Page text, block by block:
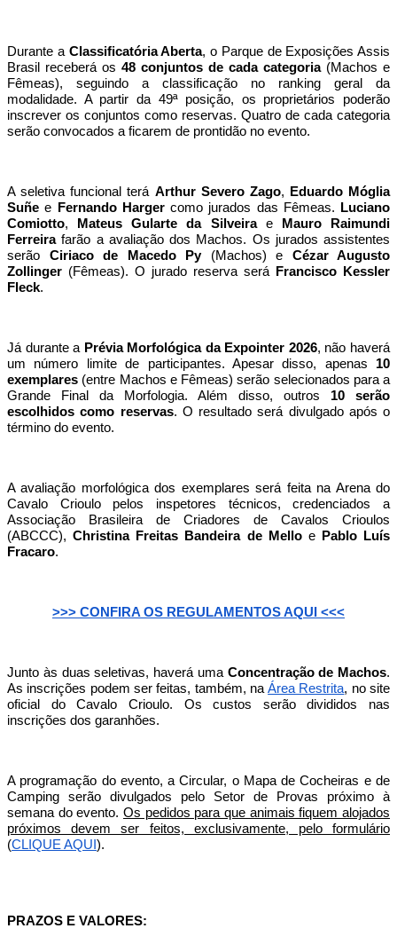
Durante a Classificatória Aberta, o Parque de Exposições Assis
Brasil receberá os 48 conjuntos de cada categoria(Machos e
Fêmeas), seguindo a classificação no ranking geral da
modalidade. A partir da 49ª posição, os proprietários poderão
inscrever os conjuntos como reservas. Quatro de cada categoria
serão convocados a ficarem de prontidão no evento.
A seletiva funcional terá Arthur Severo Zago,
Eduardo Móglia
Suñe e Fernando Harger como jurados das Fêmeas.
Luciano
Comiotto, Mateus Gularte da Silveirae
Mauro Raimundi
Ferreirafarão a avaliação dos Machos. Os jurados assistentes
serão Ciriaco de Macedo Py(Machos) e Cézar Augusto
Zollinger (Fêmeas). O jurado reserva será Francisco Kessler
Fleck.
Já durante a Prévia Morfológica da Expointer 2026, não haverá
um número limite de participantes. Apesar disso, apenas 10
exemplares (entre Machos e Fêmeas) serão selecionados para a
Grande Final da Morfologia. Além disso, outros 10 serão
escolhidos como reservas. O resultado será divulgado após o
término do evento.
A avaliação morfológica dos exemplares será feita na Arena do
Cavalo Crioulo pelos inspetores técnicos, credenciados a
Associação Brasileira de Criadores de Cavalos Crioulos
(ABCCC),Christina Freitas Bandeira de Melloe
Pablo Luís
Fracaro.
>>> CONFIRA OS REGULAMENTOS AQUI <<<
Junto às duas seletivas, haverá uma Concentração de Machos.
As inscrições podem ser feitas, também, naÁrea Restrita, no site
oficial do Cavalo Crioulo. Os custos serão divididos nas
inscrições dos garanhões.
A programação do evento, a Circular, o Mapa de Cocheiras e de
Camping serão divulgados pelo Setor de Provas próximo à
semana do evento. Os pedidos para que animais fiquem alojados
próximos devem ser feitos, exclusivamente, pelo formulário
(CLIQUE AQUI ).
PRAZOS E VALORES: